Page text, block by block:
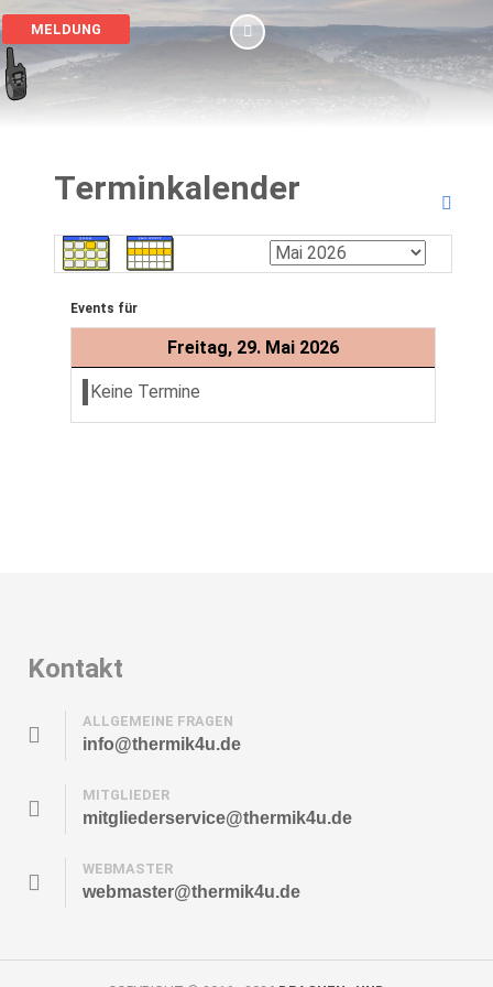
MELDUNG
Terminkalender
Events für
Freitag, 29. Mai 2026
Keine Termine
Kontakt
ALLGEMEINE FRAGEN
info@thermik4u.de
MITGLIEDER
mitgliederservice@thermik4u.de
WEBMASTER
webmaster@thermik4u.de